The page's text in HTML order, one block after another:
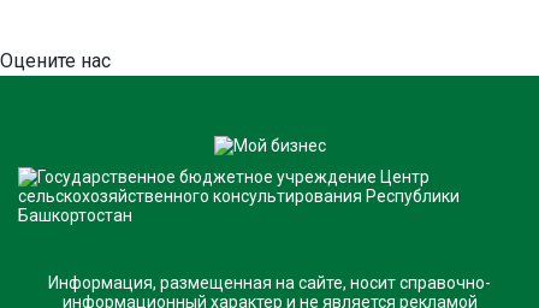
Оцените нас
Информация, размещенная на сайте, носит справочно-
информационный характер и не является рекламой